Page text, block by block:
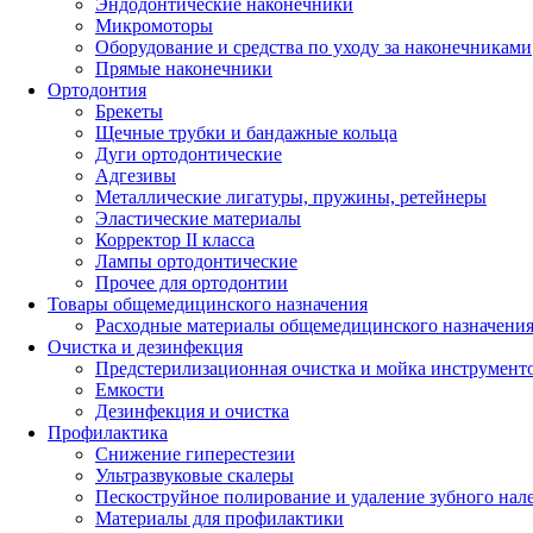
Микромоторы
Оборудование и средства по уходу за наконечниками
Прямые наконечники
Ортодонтия
Брекеты
Щечные трубки и бандажные кольца
Дуги ортодонтические
Адгезивы
Металлические лигатуры, пружины, ретейнеры
Эластические материалы
Корректор II класса
Лампы ортодонтические
Прочее для ортодонтии
Товары общемедицинского назначения
Расходные материалы общемедицинского назначения
Очистка и дезинфекция
Предстерилизационная очистка и мойка
Емкости
Дезинфекция и очистка
Профилактика
Снижение гиперестезии
Ультразвуковые скалеры
Пескоструйное полирование и удаление зубного
Материалы для профилактики